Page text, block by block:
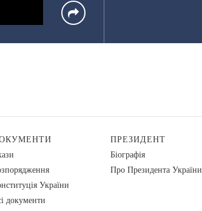
України
документи
ПРЕЗИДЕНТ
Біографія
Про Президента України